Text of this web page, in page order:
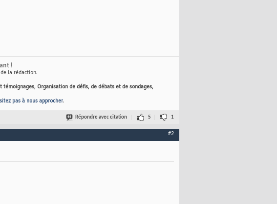
!
la rédaction.
Organisation de défis, de débats et de sondages,
pas à nous approcher.
Répondre avec citation 5 1
#2